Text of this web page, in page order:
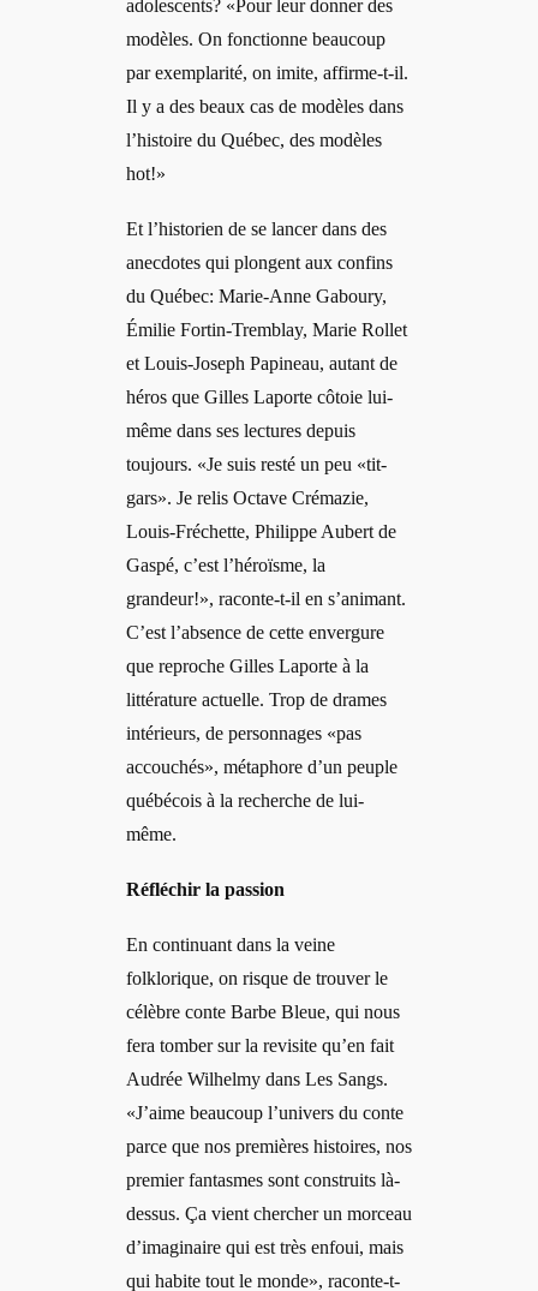
adolescents? «Pour leur donner des
modèles. On fonctionne beaucoup
par exemplarité, on imite, affirme-t-il.
Il y a des beaux cas de modèles dans
l’histoire du Québec, des modèles
hot!»
Et l’historien de se lancer dans des
anecdotes qui plongent aux confins
du Québec: Marie-Anne Gaboury,
Émilie Fortin-Tremblay, Marie Rollet
et Louis-Joseph Papineau, autant de
héros que Gilles Laporte côtoie lui-
même dans ses lectures depuis
toujours. «Je suis resté un peu «tit-
gars». Je relis Octave Crémazie,
Louis-Fréchette, Philippe Aubert de
Gaspé, c’est l’héroïsme, la
grandeur!», raconte-t-il en s’animant.
C’est l’absence de cette envergure
que reproche Gilles Laporte à la
littérature actuelle. Trop de drames
intérieurs, de personnages «pas
accouchés», métaphore d’un peuple
québécois à la recherche de lui-
même.
Réfléchir la passion
En continuant dans la veine
folklorique, on risque de trouver le
célèbre conte Barbe Bleue, qui nous
fera tomber sur la revisite qu’en fait
Audrée Wilhelmy dans Les Sangs.
«J’aime beaucoup l’univers du conte
parce que nos premières histoires, nos
premier fantasmes sont construits là-
dessus. Ça vient chercher un morceau
d’imaginaire qui est très enfoui, mais
qui habite tout le monde», raconte-t-